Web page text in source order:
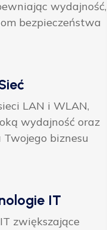
wydajność,
bezpieczeństwa
LAN i WLAN,
wydajność oraz
biznesu
IT
zwiększające